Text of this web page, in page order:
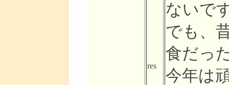
res
ないで
でも、
食だっ
今年は